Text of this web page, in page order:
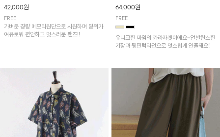
42,000원
FREE
가벼운 경량 메모리원단으로 시원하며 밑위가
여유로워 편안하고 멋스러운 팬츠!!
64,000원
FREE
유니크한 짜임의 카라자켓이에요~언발란스한
기장과 뒷핀턱라인으로 멋스럽게 연출돼요!